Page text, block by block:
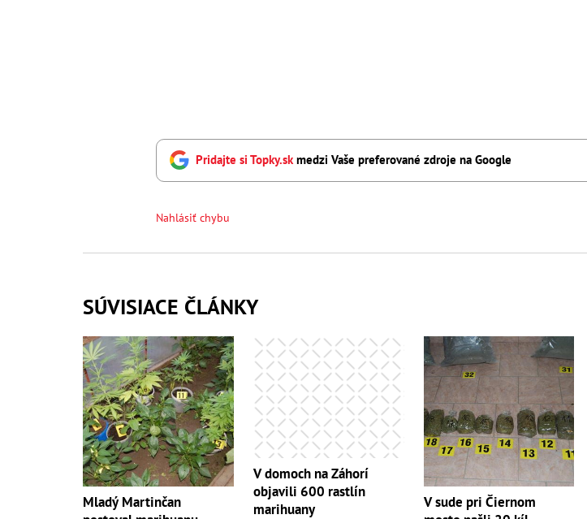
Pridajte si Topky.skmedzi Vaše preferované zdroje na Google
Nahlásiť chybu
SÚVISIACE ČLÁNKY
Mladý Martinčan
V domoch na Záhorí
objavili 600 rastlín
marihuany
V sude pri Čiernom